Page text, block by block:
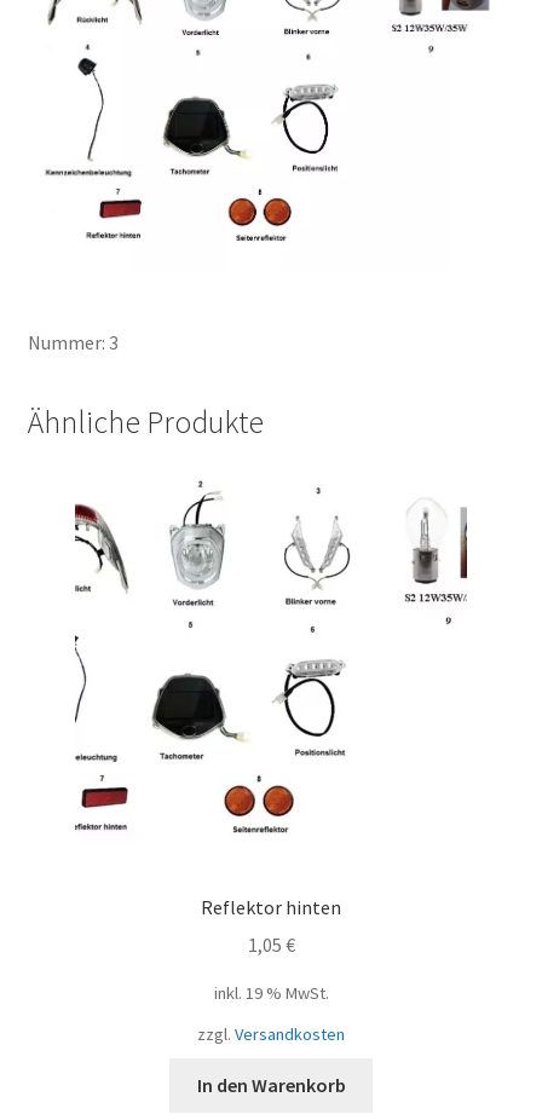
Nummer: 3
Ähnliche Produkte
Reflektor hinten
1,05 €
inkl. 19 % MwSt.
zzgl. Versandkosten
In den Warenkorb